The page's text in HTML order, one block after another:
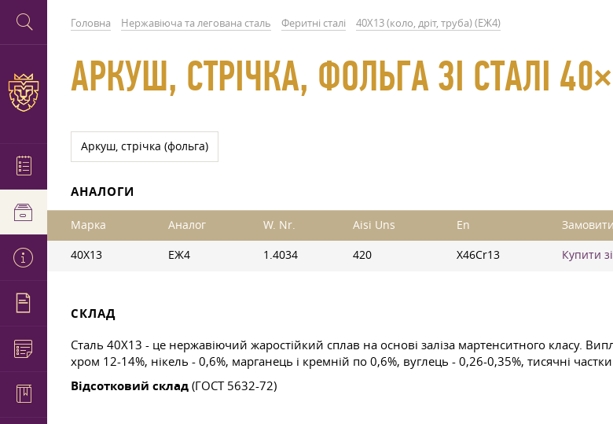
Головна Нержавіюча та легована сталь Феритні сталі 40Х13 (коло, дріт, труба) (ЕЖ4)
АРКУШ, СТРІЧКА, ФОЛЬГА ЗІ СТАЛІ
Аркуш, стрічка (фольга)
АНАЛОГИ
Марка Аналог W. Nr. Aisi Uns En Замовити
40Х13 ЕЖ4 1.4034 420 X46Cr13 Купити
СКЛАД
Сталь 40Х13 - це нержавіючий жаростійкий сплав на основі заліза мартенситного класу.
хром 12-14%, нікель - 0,6%, марганець і кремній по 0,6%, вуглець - 0,26-0,35%, тисячні
Відсотковий склад (ГОСТ 5632-72)